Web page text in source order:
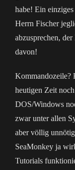
habe! Ein
Herrn Fischer
abzusprechen,
davon!
Kommandozeile?
heutigen Zeit
DOS/Windows
zwar unter allen
aber völlig
SeaMonkey ja
Tutorials